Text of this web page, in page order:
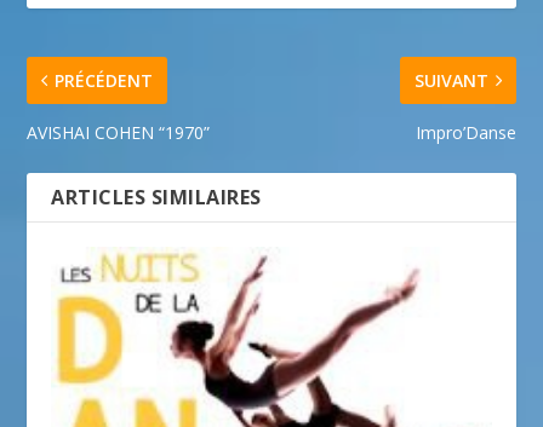
PRÉCÉDENT
AVISHAI COHEN “1970”
SUIVANT
Impro’Danse
ARTICLES SIMILAIRES